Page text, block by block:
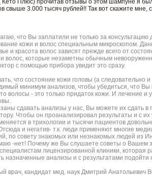
Плюс) прочитав отзывы о этом шампуне я
свыше 3.000 тысяч рублей!! Так вот скажите мне,
что Вы заплатили не только за
кожи и волос специальным микроскопом.
и красота волос зависят прежде всего от
волос, которые незаметны обычным
с помощью прибора увидит это сразу.
что состояние кожи головы (а следовательно
минимум анализов, чтобы убедиться, что Вы
волосы - это только придаток кожи. И лечение
сдавать анализы у нас, Вы можете их сдать в
Чтобы он проанализировал результаты и с
в трихологии и тысячи пациентов
и негатив- т.к. люди применяют многие
по совету знакомых или незнакомых людей из
-нет! Почему же Вы слушаете советы о Вашем
лицензированной клиники, которая
назначенные анализы и с результатами
врач, кандидат мед. наук Дмитрий Анатольевич